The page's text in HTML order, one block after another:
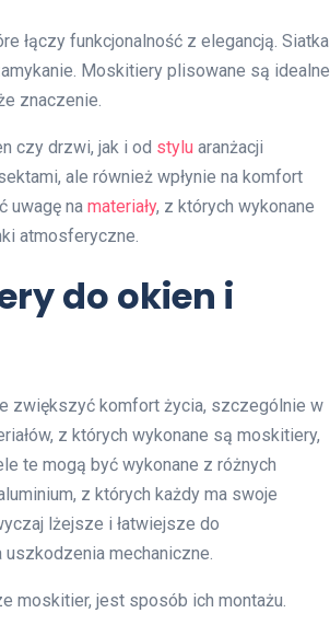
łączy funkcjonalność z elegancją. Siatka
Moskitiery plisowane są idealne
znaczenie.
czy drzwi, jak i od stylu aranżacji
ale również wpłynie na komfort
uwagę na materiały, z których wykonane
atmosferyczne.
do okien i
zwiększyć komfort życia, szczególnie w
z których wykonane są moskitiery,
te mogą być wykonane z różnych
z których każdy ma swoje
lżejsze i łatwiejsze do
mechaniczne.
moskitier, jest sposób ich montażu.